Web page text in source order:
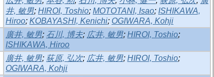
井, 敏男; HIROI, Toshio; MOTOTANI, Isao; ISHIKAWA,
Hiroo; KOBAYASHI, Kenichi; OGIWARA, Kohji
廣井, 敏男; 石川, 博夫; 広井, 敏男; HIROI, Toshio;
ISHIKAWA, Hiroo
廣井, 敏男; 荻原, 弘次; 広井, 敏男; HIROI, Toshio;
OGIWARA, Kohji